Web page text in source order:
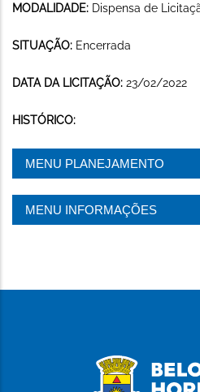
MODALIDADE: Dispensa de
SITUAÇÃO: Encerrada
DATA DA LICITAÇÃO: 23/02/2022
HISTÓRICO:
MENU PLANEJAMENTO
MENU INFORMAÇÕES